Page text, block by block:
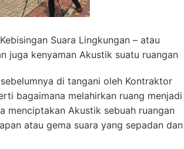
Suara Lingkungan – atau
juga kenyaman Akustik suatu ruangan
di tangani oleh Kontraktor
bagaimana melahirkan ruang menjadi
menciptakan Akustik sebuah ruangan
atau gema suara yang sepadan dan